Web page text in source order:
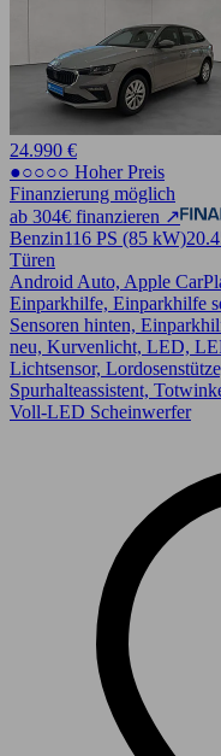
24.990 €
●○○○○ Hoher Preis
Finanzierung möglich
ab 304€ finanzieren ↗
Benzin116 PS (85 kW)
Türen
Android Auto, Apple
Einparkhilfe, Einparkhilfe
Sensoren hinten,
neu, Kurvenlicht, LED,
Lichtsensor,
Spurhalteassistent,
Voll-LED Scheinwerfer